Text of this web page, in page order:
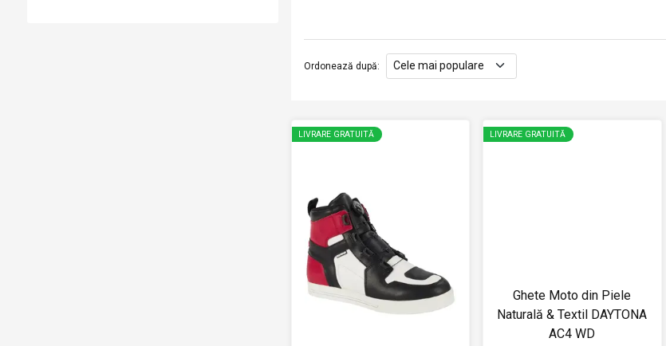
Ordonează după:
LIVRARE GRATUITĂ LIVRARE GRATUITĂ
Ghete Moto din Piele
Naturală & Textil DAYTONA
AC4 WD